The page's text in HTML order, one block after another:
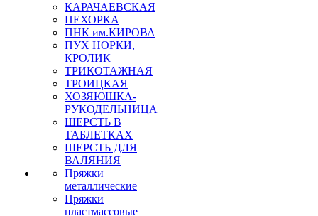
КАРАЧАЕВСКАЯ
ПЕХОРКА
ПНК им.КИРОВА
ПУХ НОРКИ,
КРОЛИК
ТРИКОТАЖНАЯ
ТРОИЦКАЯ
ХОЗЯЮШКА-
РУКОДЕЛЬНИЦА
ШЕРСТЬ В
ТАБЛЕТКАХ
ШЕРСТЬ ДЛЯ
ВАЛЯНИЯ
Пряжки
металлические
Пряжки
пластмассовые